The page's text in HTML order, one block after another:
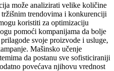
može analizirati velike količine
tržišnim trendovima i konkurenciji
koristiti za optimizaciju
pomoći kompanijama da bolje
svoje proizvode i usluge,
Mašinsko učenje
da postanu sve sofisticiraniji
povećava njihovu vrednost